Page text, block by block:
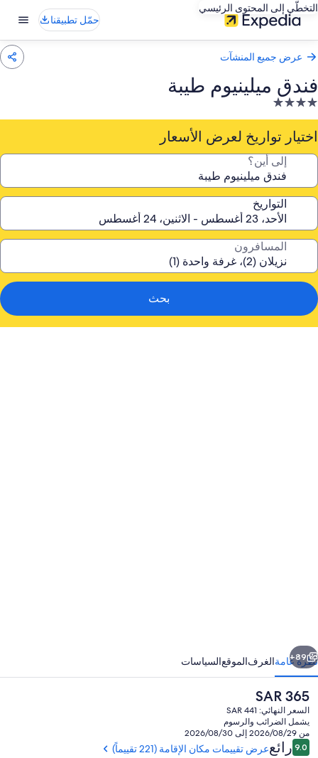
التخطّي إلى المحتوى الرئيسي
حمّل تطبيقنا
عرض جميع المنشآت
فندق ميلينيوم طيبة
منشأة
فندقية
مصنفة
4.0
اختيار تواريخ لعرض الأسعار
إلى أين؟
التواريخ
المسافرون
بحث
التالي
89+
نظرة عامةالغرفالموقعالسياسات
السعر
الحالي
هو
SAR
365
SAR 365
السعر النهائي: SAR 441
يشمل الضرائب والرسوم
من 2026/08/29 إلى 2026/08/30
التقييمات
9.09.0 من 10رائععرض تقييمات مكان الإقامة (221 تقييماً)